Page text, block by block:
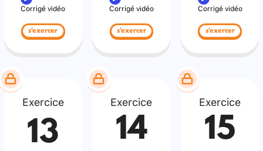
Corrigé vidéo
s'exercer
Corrigé vidéo
s'exercer
Corrigé vidéo
s'exercer
Exercice
13
Exercice
14
Exercice
15